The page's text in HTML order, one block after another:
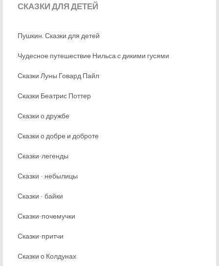
СКАЗКИДЛЯ ДЕТЕЙ
Пушкин. Сказки для детей
Чудесное путешествие Нильса с дикими гусями
Сказки Луны Говард Пайл
Сказки Беатрис Поттер
Сказки о дружбе
Сказки о добре и доброте
Сказки-легенды
Сказки - небылицы
Сказки - байки
Сказки-почемучки
Сказки-притчи
Сказки о Колдунах